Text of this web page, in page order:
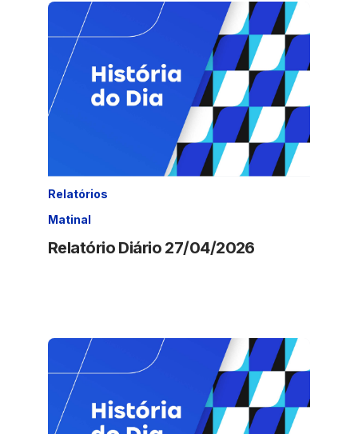
Relatórios
Matinal
Relatório Diário 27/04/2026